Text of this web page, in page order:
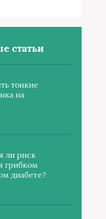
статьи
тонкие
на
ли риск
грибком
диабете?